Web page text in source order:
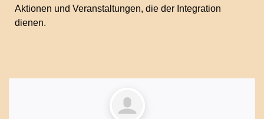
Aktionen und Veranstaltungen, die der Integration
dienen.